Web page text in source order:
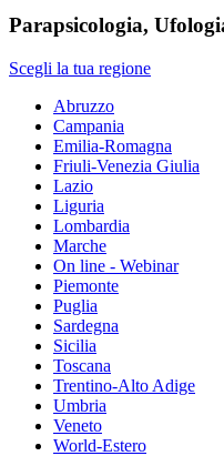
Parapsicologia,
Scegli la tua regione
Abruzzo
Campania
Emilia-Romagna
Friuli-Venezia Giulia
Lazio
Liguria
Lombardia
Marche
On line - Webinar
Piemonte
Puglia
Sardegna
Sicilia
Toscana
Trentino-Alto Adige
Umbria
Veneto
World-Estero